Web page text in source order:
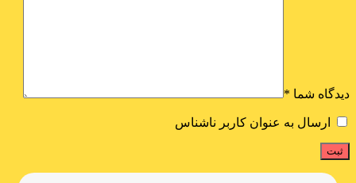
دیدگاه شما *
ارسال به عنوان کاربر ناشناس